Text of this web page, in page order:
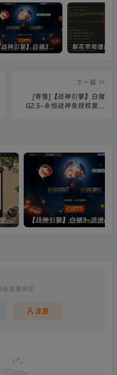
【战神引擎】白猪3-流浪战神3神技8大陆全屏拾取版特色服务端+生肖+转生+秘境+神魔+双端+教程(更新眼神拾取)
下一篇
[寄售]【战神引擎】白猪
G2.5-永恒战神免授权复古
【战神引擎】免授权-原生 [全屏自动拾取] 插件 + 配置教程（更新修复版，具体自测）
后发表评论
注册